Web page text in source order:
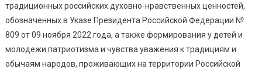
традиционных российских духовно-нравственных ценностей,
обозначенных в Указе Президента Российской Федерации №
809 от 09 ноября 2022 года, а также формирования у детей и
молодежи патриотизма и чувства уважения к традициям и
обычаям народов, проживающих на территории Российской